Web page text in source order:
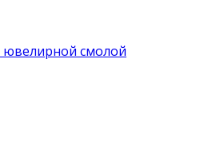
ювелирной смолой